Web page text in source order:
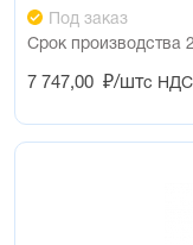
Под заказ
Срок производства
7 747,00 ₽/штс НДС